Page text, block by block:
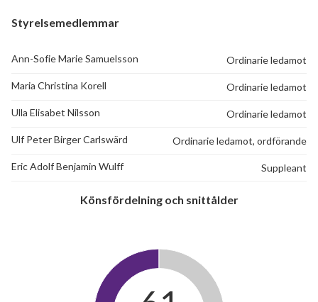
Styrelsemedlemmar
Ann-Sofie Marie Samuelsson Ordinarie ledamot
Maria Christina Korell Ordinarie ledamot
Ulla Elisabet Nilsson Ordinarie ledamot
Ulf Peter Birger Carlswärd Ordinarie ledamot, ordförande
Eric Adolf Benjamin Wulff Suppleant
Könsfördelning och snittålder